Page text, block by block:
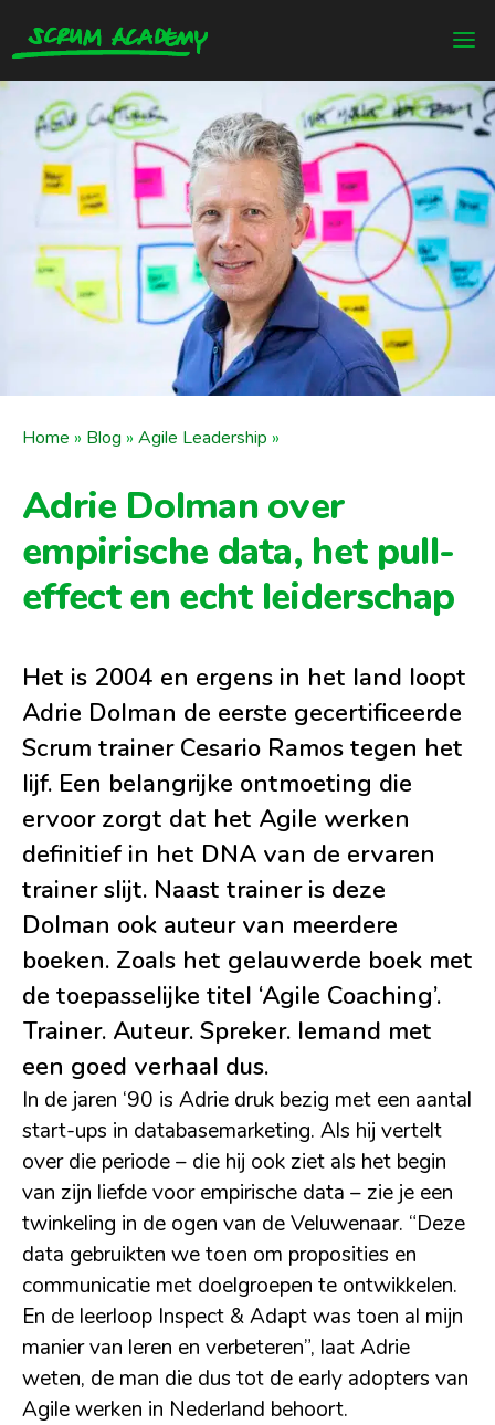
Home » Blog » Agile Leadership »
Adrie Dolman over
empirische data, het pull-
effect en echt leiderschap
Het is 2004 en ergens in het land loopt
Adrie Dolman de eerste gecertificeerde
Scrum trainer Cesario Ramos tegen het
lijf. Een belangrijke ontmoeting die
ervoor zorgt dat het Agile werken
definitief in het DNA van de ervaren
trainer slijt. Naast trainer is deze
Dolman ook auteur van meerdere
boeken. Zoals het gelauwerde boek met
de toepasselijke titel ‘Agile Coaching’.
Trainer. Auteur. Spreker. Iemand met
een goed verhaal dus.
In de jaren ‘90 is Adrie druk bezig met een aantal
start-ups in databasemarketing. Als hij vertelt
over die periode – die hij ook ziet als het begin
van zijn liefde voor empirische data – zie je een
twinkeling in de ogen van de Veluwenaar. “Deze
data gebruikten we toen om proposities en
communicatie met doelgroepen te ontwikkelen.
En de leerloop Inspect & Adapt was toen al mijn
manier van leren en verbeteren”, laat Adrie
weten, de man die dus tot de early adopters van
Agile werken in Nederland behoort.